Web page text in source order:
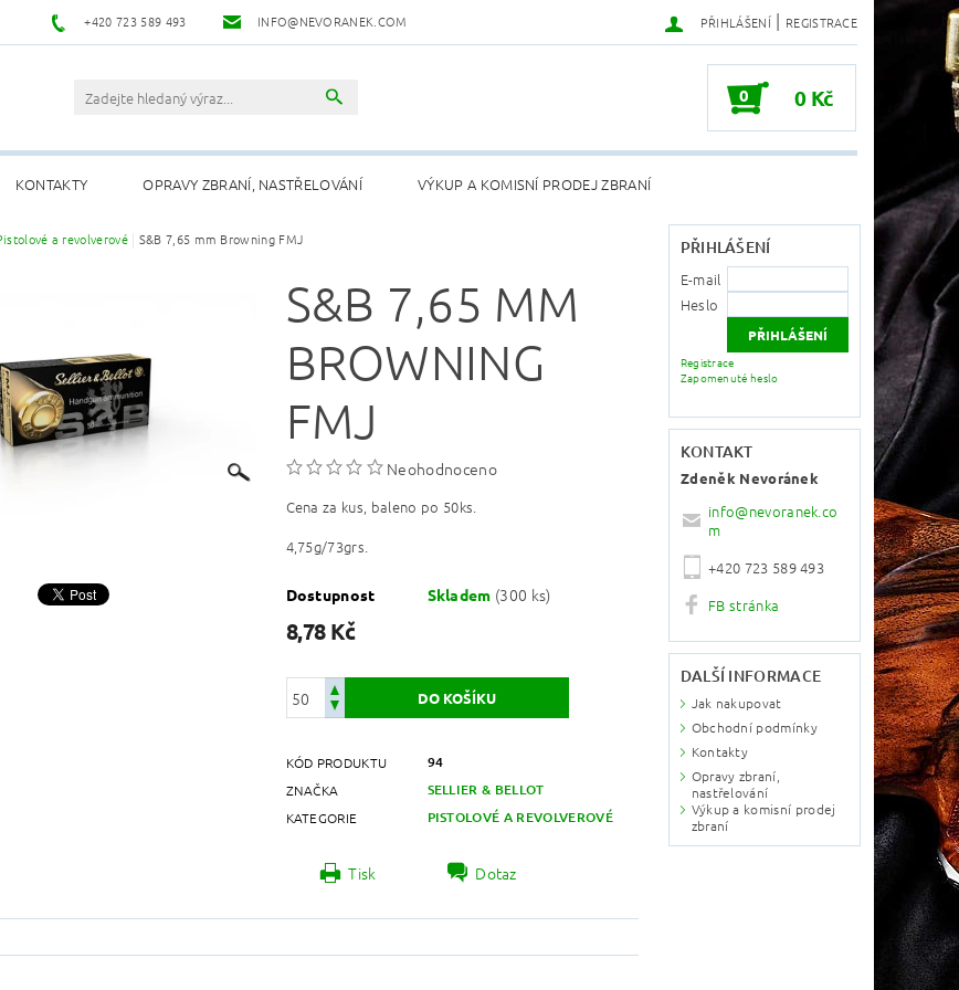
+420 723 589 493 INFO@NEVORANEK.COM PŘIHLÁŠENÍ | REGISTRACE
0 0 Kč
KONTAKTY OPRAVY ZBRANÍ, NASTŘELOVÁNÍ VÝKUP A KOMISNÍ PRODEJ ZBRANÍ
a revolverové S&B 7,65 mm Browning FMJ
S&B 7,65 MM
BROWNING
FMJ
Neohodnoceno
Cena za kus, baleno po 50ks.
4,75g/73grs.
Dostupnost Skladem (300 ks)
8,78 Kč
KÓD PRODUKTU 94
ZNAČKA SELLIER & BELLOT
KATEGORIE PISTOLOVÉ A REVOLVEROVÉ
Tisk Dotaz
PŘIHLÁŠENÍ
E-mail
Heslo
Registrace
Zapomenuté heslo
KONTAKT
Zdeněk Nevoránek
info@nevoranek.co
m
+420 723 589 493
FB stránka
DALŠÍ INFORMACE
Jak nakupovat
Obchodní podmínky
Kontakty
Opravy zbraní,
nastřelování
Výkup a komisní prodej
zbraní